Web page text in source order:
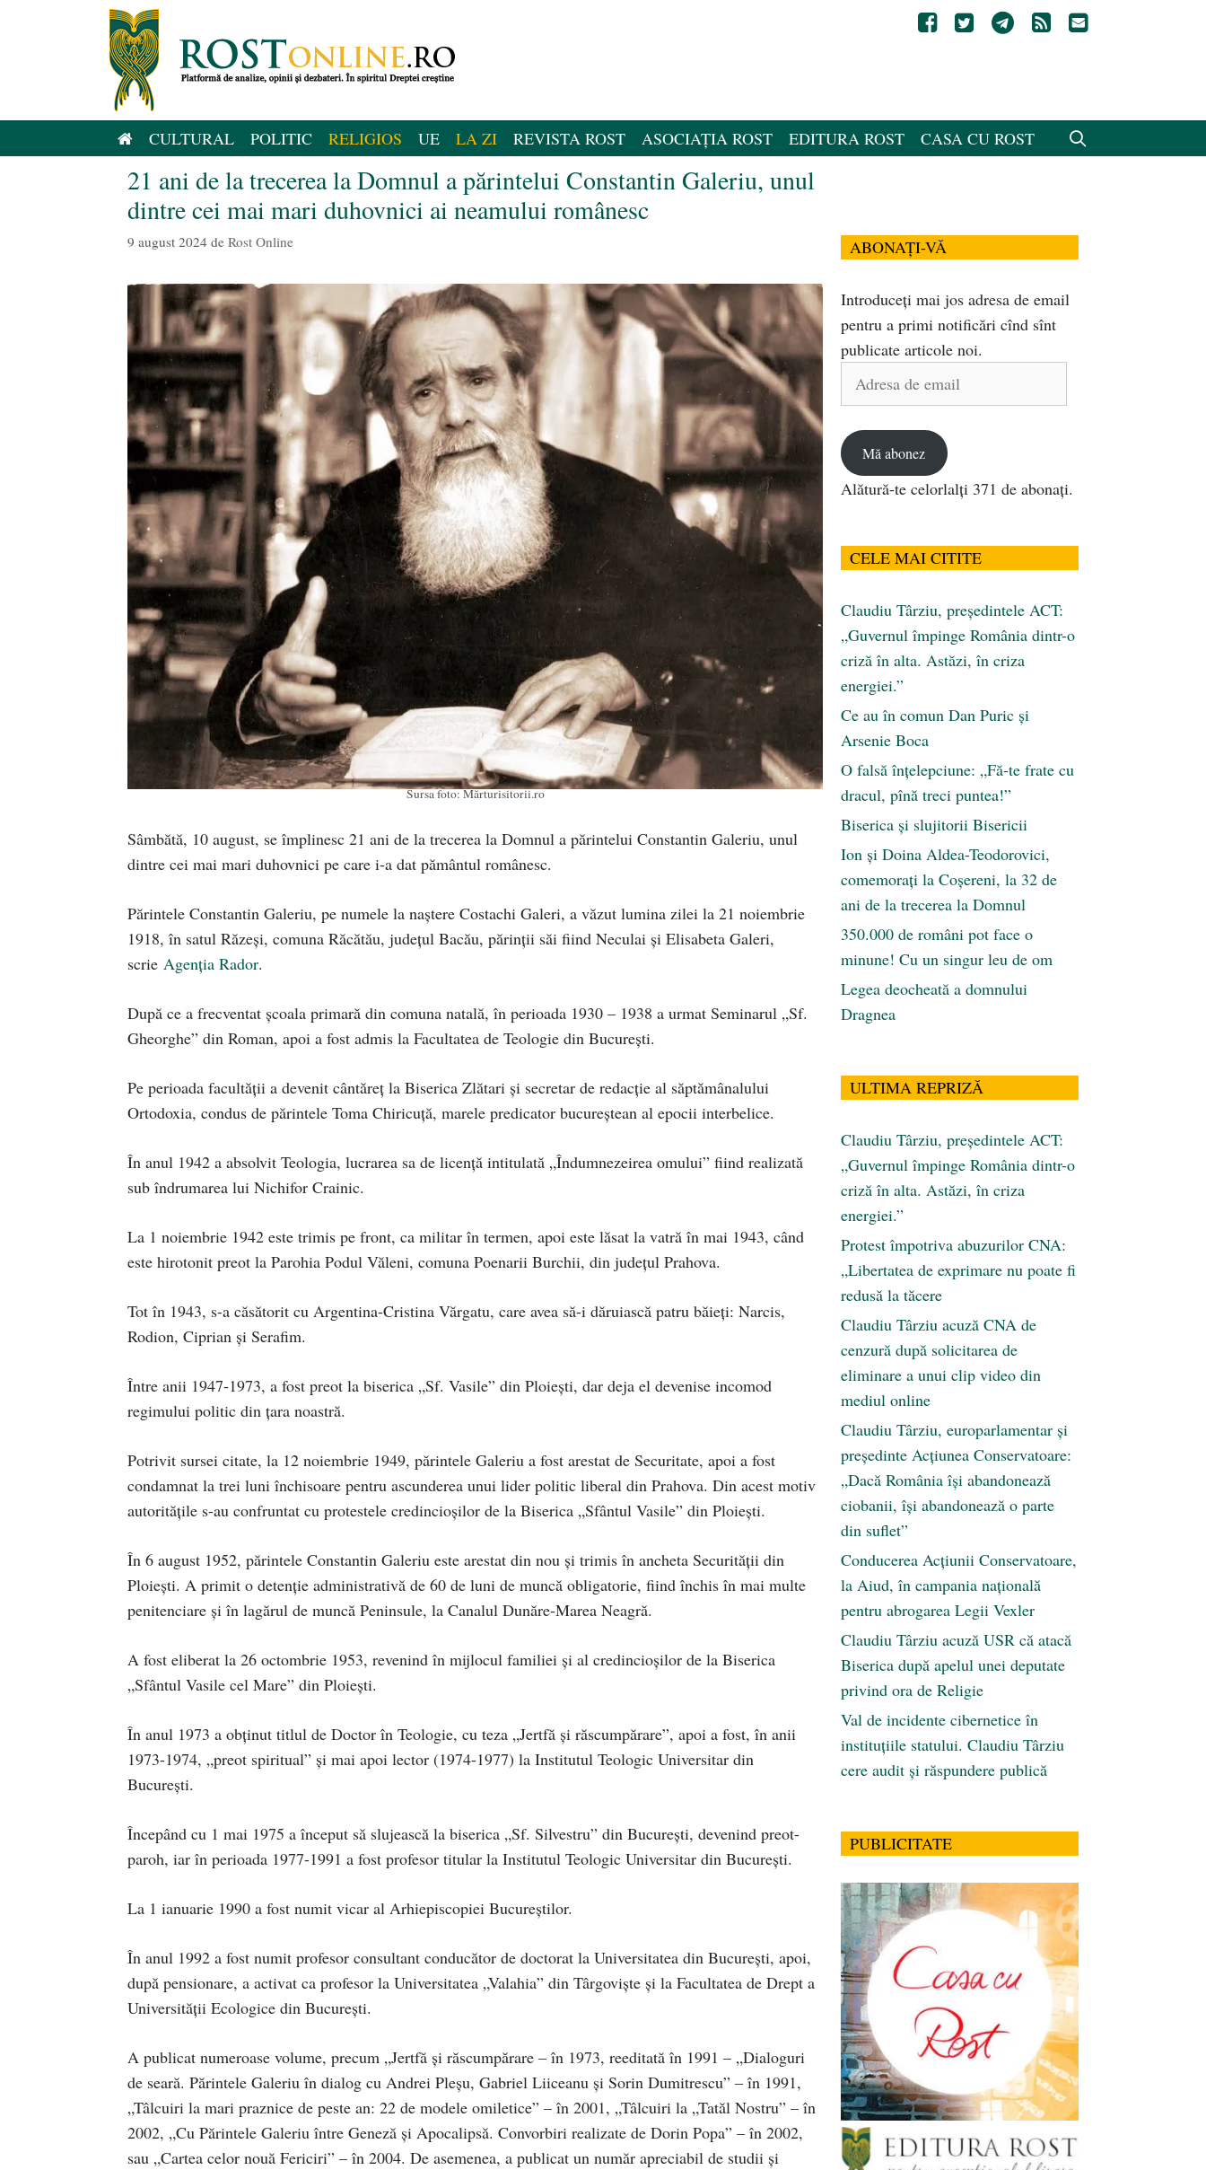
CULTURAL POLITIC RELIGIOS UE LA ZI REVISTA ROST ASOCIAȚIA ROST EDITURA ROST CASA CU ROST
21 ani de la trecerea la Domnul a părintelui Constantin Galeriu, unul
dintre cei mai mari duhovnici ai neamului românesc
9 august 2024 de Rost Online
Sursa foto: Mărturisitorii.ro
Sâmbătă, 10 august, se împlinesc 21 ani de la trecerea la Domnul a părintelui Constantin Galeriu, unul
dintre cei mai mari duhovnici pe care i-a dat pământul românesc.
Părintele Constantin Galeriu, pe numele la naştere Costachi Galeri, a văzut lumina zilei la 21 noiembrie
1918, în satul Răzeşi, comuna Răcătău, judeţul Bacău, părinţii săi fiind Neculai şi Elisabeta Galeri,
scrie Agenția Rador.
După ce a frecventat școala primară din comuna natală, în perioada 1930 – 1938 a urmat Seminarul „Sf.
Gheorghe” din Roman, apoi a fost admis la Facultatea de Teologie din Bucureşti.
Pe perioada facultăţii a devenit cântăreţ la Biserica Zlătari şi secretar de redacţie al săptămânalului
Ortodoxia, condus de părintele Toma Chiricuţă, marele predicator bucureştean al epocii interbelice.
În anul 1942 a absolvit Teologia, lucrarea sa de licenţă intitulată „Îndumnezeirea omului” fiind realizată
sub îndrumarea lui Nichifor Crainic.
La 1 noiembrie 1942 este trimis pe front, ca militar în termen, apoi este lăsat la vatră în mai 1943, când
este hirotonit preot la Parohia Podul Văleni, comuna Poenarii Burchii, din județul Prahova.
Tot în 1943, s-a căsătorit cu Argentina-Cristina Vărgatu, care avea să-i dăruiască patru băieţi: Narcis,
Rodion, Ciprian şi Serafim.
Între anii 1947-1973, a fost preot la biserica „Sf. Vasile” din Ploieşti, dar deja el devenise incomod
regimului politic din ţara noastră.
Potrivit sursei citate, la 12 noiembrie 1949, părintele Galeriu a fost arestat de Securitate, apoi a fost
condamnat la trei luni închisoare pentru ascunderea unui lider politic liberal din Prahova. Din acest motiv
autoritățile s-au confruntat cu protestele credincioșilor de la Biserica „Sfântul Vasile” din Ploiești.
În 6 august 1952, părintele Constantin Galeriu este arestat din nou și trimis în ancheta Securității din
Ploiești. A primit o detenție administrativă de 60 de luni de muncă obligatorie, fiind închis în mai multe
penitenciare şi în lagărul de muncă Peninsule, la Canalul Dunăre-Marea Neagră.
A fost eliberat la 26 octombrie 1953, revenind în mijlocul familiei și al credincioşilor de la Biserica
„Sfântul Vasile cel Mare” din Ploiești.
În anul 1973 a obţinut titlul de Doctor în Teologie, cu teza „Jertfă şi răscumpărare”, apoi a fost, în anii
1973-1974, „preot spiritual” şi mai apoi lector (1974-1977) la Institutul Teologic Universitar din
Bucureşti.
Începând cu 1 mai 1975 a început să slujească la biserica „Sf. Silvestru” din Bucureşti, devenind preot-
paroh, iar în perioada 1977-1991 a fost profesor titular la Institutul Teologic Universitar din Bucureşti.
La 1 ianuarie 1990 a fost numit vicar al Arhiepiscopiei Bucureştilor.
În anul 1992 a fost numit profesor consultant conducător de doctorat la Universitatea din Bucureşti, apoi,
după pensionare, a activat ca profesor la Universitatea „Valahia” din Târgovişte şi la Facultatea de Drept a
Universităţii Ecologice din Bucureşti.
A publicat numeroase volume, precum „Jertfă şi răscumpărare – în 1973, reeditată în 1991 – „Dialoguri
de seară. Părintele Galeriu în dialog cu Andrei Pleşu, Gabriel Liiceanu şi Sorin Dumitrescu” – în 1991,
„Tâlcuiri la mari praznice de peste an: 22 de modele omiletice” – în 2001, „Tâlcuiri la „Tatăl Nostru” – în
2002, „Cu Părintele Galeriu între Geneză şi Apocalipsă. Convorbiri realizate de Dorin Popa” – în 2002,
sau „Cartea celor nouă Fericiri” – în 2004. De asemenea, a publicat un număr apreciabil de studii şi
ABONAȚI-VĂ
Introduceți mai jos adresa de email
pentru a primi notificări cînd sînt
publicate articole noi.
Adresa
Mă abonez
Alătură-te celorlalți 371 de abonați.
CELE MAI CITITE
Claudiu Târziu, președintele ACT:
„Guvernul împinge România dintr-o
criză în alta. Astăzi, în criza
energiei.”
Ce au în comun Dan Puric şi
Arsenie Boca
O falsă înțelepciune: „Fă-te frate cu
dracul, pînă treci puntea!”
Biserica și slujitorii Bisericii
Ion și Doina Aldea-Teodorovici,
comemorați la Coșereni, la 32 de
ani de la trecerea la Domnul
350.000 de români pot face o
minune! Cu un singur leu de om
Legea deocheată a domnului
Dragnea
ULTIMA REPRIZĂ
Claudiu Târziu, președintele ACT:
„Guvernul împinge România dintr-o
criză în alta. Astăzi, în criza
energiei.”
Protest împotriva abuzurilor CNA:
„Libertatea de exprimare nu poate fi
redusă la tăcere
Claudiu Târziu acuză CNA de
cenzură după solicitarea de
eliminare a unui clip video din
mediul online
Claudiu Târziu, europarlamentar și
președinte Acțiunea Conservatoare:
„Dacă România își abandonează
ciobanii, își abandonează o parte
din suflet”
Conducerea Acțiunii Conservatoare,
la Aiud, în campania națională
pentru abrogarea Legii Vexler
Claudiu Târziu acuză USR că atacă
Biserica după apelul unei deputate
privind ora de Religie
Val de incidente cibernetice în
instituțiile statului. Claudiu Târziu
cere audit și răspundere publică
PUBLICITATE